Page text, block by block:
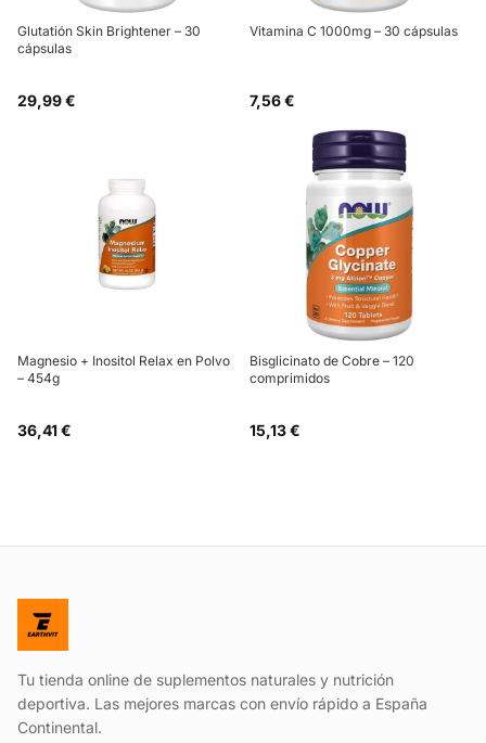
Glutatión Skin Brightener – 30
cápsulas
29,99 €
Vitamina C 1000mg – 30 cápsulas
7,56 €
Magnesio + Inositol Relax en Polvo
– 454g
36,41 €
Bisglicinato de Cobre – 120
comprimidos
15,13 €
Tu tienda online de suplementos naturales y nutrición
deportiva. Las mejores marcas con envío rápido a España
Continental.